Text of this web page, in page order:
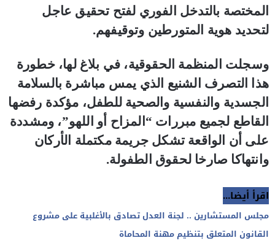
المختصة بالتدخل الفوري لفتح تحقيق عاجل
لتحديد هوية المتورطين وتوقيفهم.
وسجلت المنظمة الحقوقية، في بلاغ لها، خطورة
هذا التصرف الشنيع الذي يمس مباشرة بالسلامة
الجسدية والنفسية والصحية للطفل، مؤكدة رفضها
القاطع لجميع مبررات “المزاح أو اللهو”، ومشددة
على أن الواقعة تشكل جريمة مكتملة الأركان
وانتهاكا صارخا لحقوق الطفولة.
اقرأ أيضا...
مجلس المستشارين .. لجنة العدل تصادق بالأغلبية على مشروع
القانون المتعلق بتنظيم مهنة المحاماة